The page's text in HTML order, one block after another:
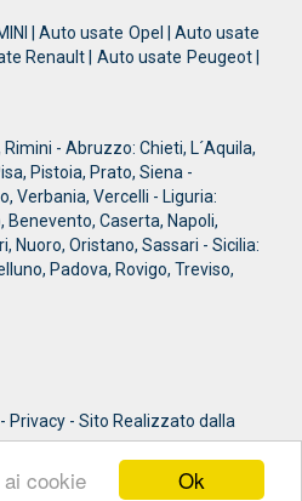
Ok
cookie
| Auto usate Opel | Auto usate
Renault | Auto usate Peugeot |
- Abruzzo: Chieti, L´Aquila,
Pistoia, Prato, Siena -
Verbania, Vercelli - Liguria:
Caserta, Napoli,
Nuoro, Oristano, Sassari - Sicilia:
Padova, Rovigo, Treviso,
Privacy - Sito Realizzato dalla